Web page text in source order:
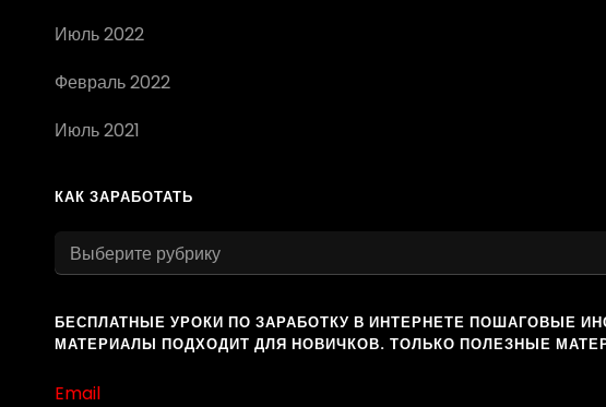
Июль 2022
Февраль 2022
Июль 2021
КАК ЗАРАБОТАТЬ
как
заработать
БЕСПЛАТНЫЕ УРОКИ ПО ЗАРАБОТКУ В ИНТЕРНЕТЕ ПОШАГОВЫЕ
МАТЕРИАЛЫ ПОДХОДИТ ДЛЯ НОВИЧКОВ. ТОЛЬКО ПОЛЕЗНЫЕ
Email